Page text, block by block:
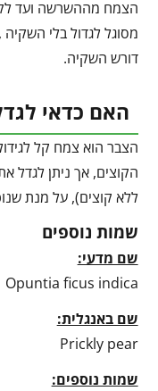
הצמח מההשרשה ועד
מסוגל לגדול בלי
דורש השקיה.
האם כדאי
הצבר הוא צמח קל
הקוצים, אך ניתן לגדל
ללא קוצים), על מנת
שמות נוספים
שם מדעי:
Opuntia ficus indica
שם באנגלית:
Prickly pear
שמות נוספים: